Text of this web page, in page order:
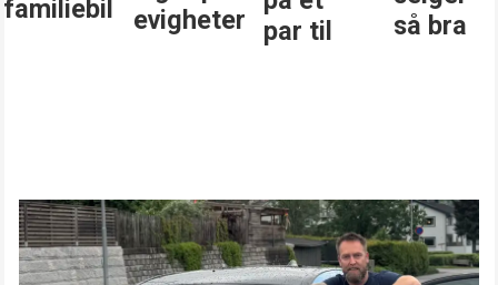
familiebil
evigheter
par til
så bra